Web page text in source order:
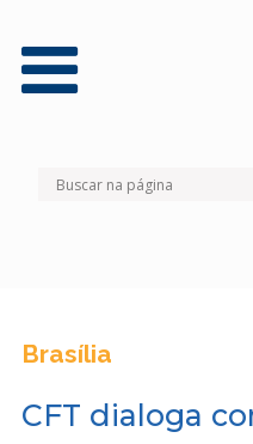
Brasília
CFT dialoga